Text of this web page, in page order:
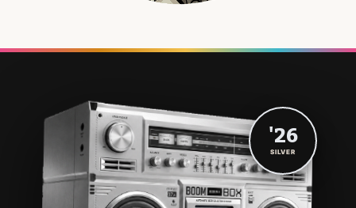
'26
SILVER